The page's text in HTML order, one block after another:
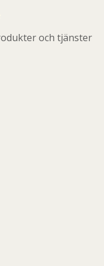
och tjänster